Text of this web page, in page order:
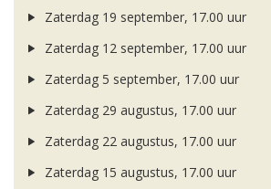
Zaterdag 19 september, 17.00 uur
Zaterdag 12 september, 17.00 uur
Zaterdag 5 september, 17.00 uur
Zaterdag 29 augustus, 17.00 uur
Zaterdag 22 augustus, 17.00 uur
Zaterdag 15 augustus, 17.00 uur